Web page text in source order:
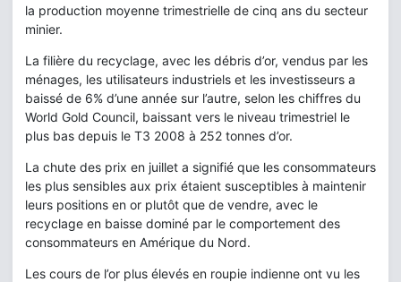
la production moyenne trimestrielle de cinq ans du secteur
minier.
La filière du recyclage, avec les débris d’or, vendus par les
ménages, les utilisateurs industriels et les investisseurs a
baissé de 6% d’une année sur l’autre, selon les chiffres du
World Gold Council, baissant vers le niveau trimestriel le
plus bas depuis le T3 2008 à 252 tonnes d’or.
La chute des prix en juillet a signifié que les consommateurs
les plus sensibles aux prix étaient susceptibles à maintenir
leurs positions en or plutôt que de vendre, avec le
recyclage en baisse dominé par le comportement des
consommateurs en Amérique du Nord.
Les cours de l’or plus élevés en roupie indienne ont vu les